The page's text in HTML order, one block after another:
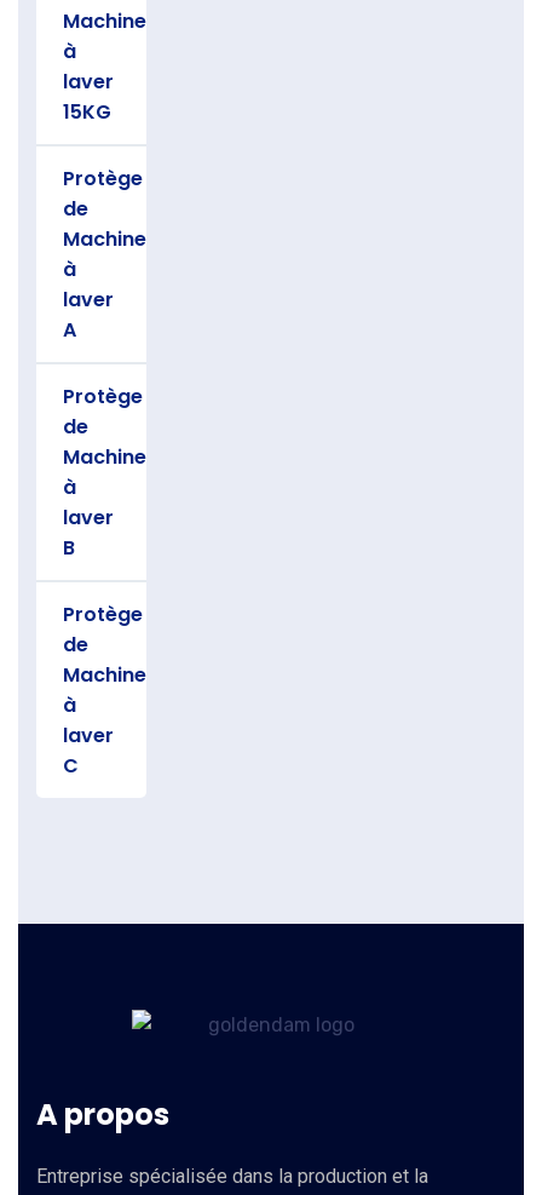
Machine
à
laver
15KG
Protège
de
Machine
à
laver
A
Protège
de
Machine
à
laver
B
Protège
de
Machine
à
laver
C
A propos
Entreprise spécialisée dans la production et la